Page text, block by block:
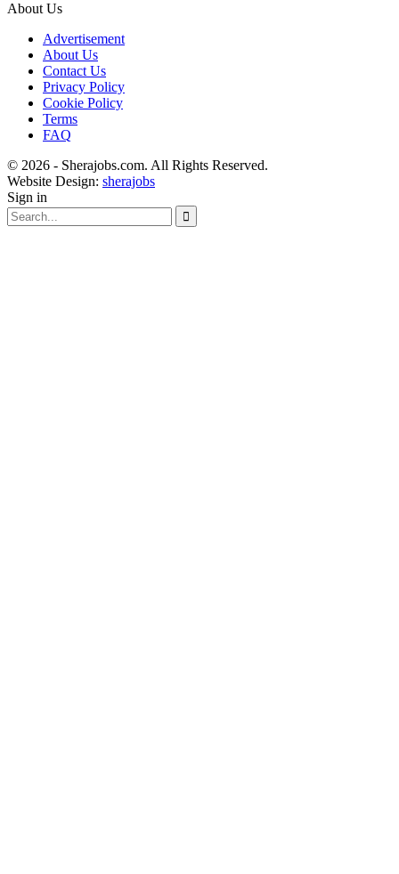
About Us
Advertisement
About Us
Contact Us
Privacy Policy
Cookie Policy
Terms
FAQ
© 2026 - Sherajobs.com. All Rights Reserved.
Website Design: sherajobs
Sign in